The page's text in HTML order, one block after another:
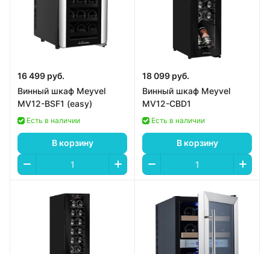
16 499 руб.
Винный шкаф Meyvel
MV12-BSF1 (easy)
Есть в наличии
В корзину
18 099 руб.
Винный шкаф Meyvel
MV12-CBD1
Есть в наличии
В корзину